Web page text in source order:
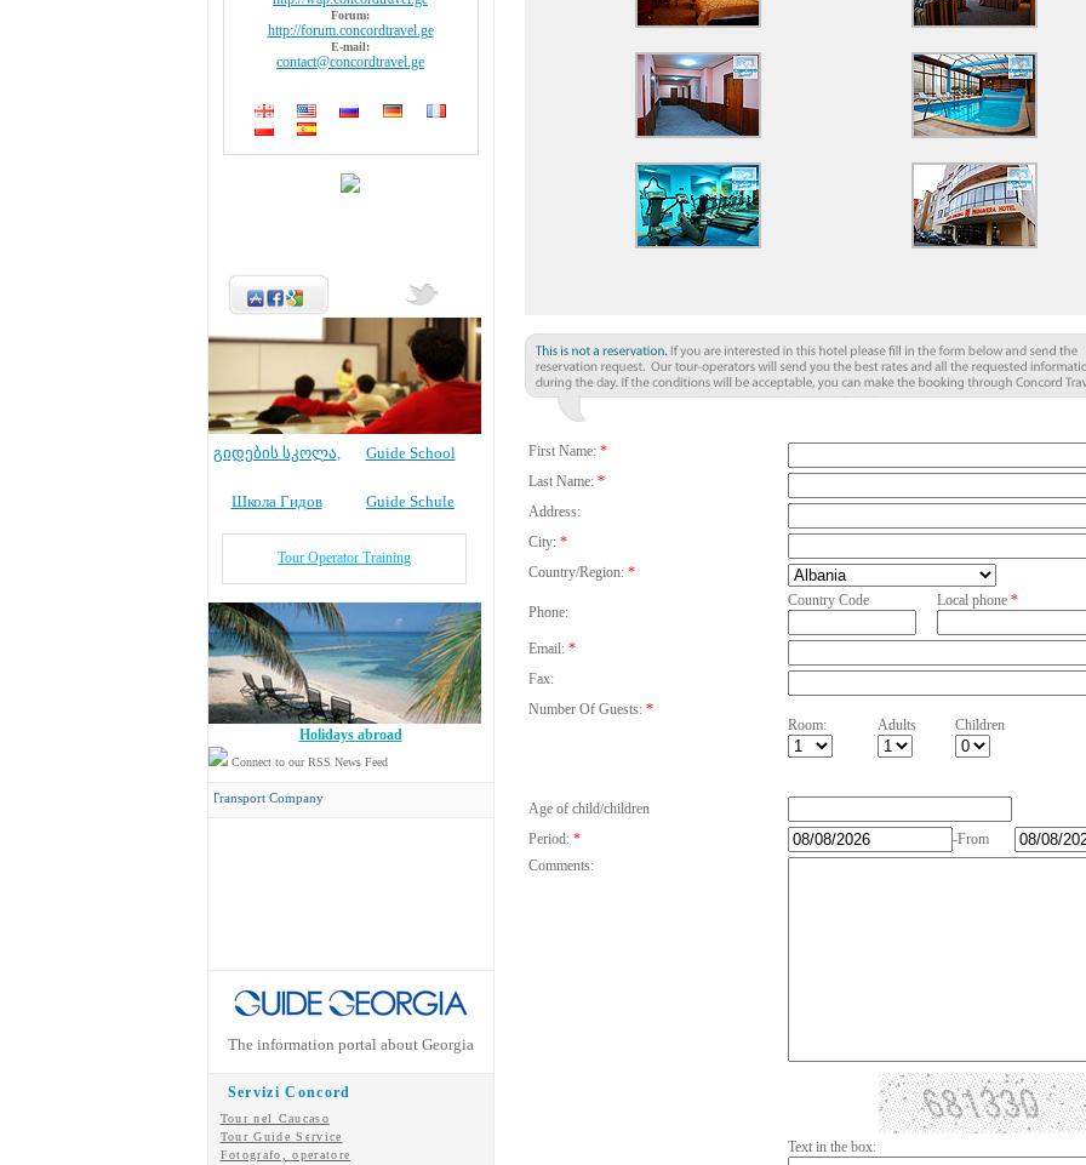
Forum:
http://forum.concordtravel.ge
E-mail:
contact@concordtravel.ge
გიდების სკოლა, Guide School
Школа Гидов Guide Schule
Tour Operator Training
Holidays abroad
Connect to our RSS News Feed
has its own Transport Company
The information portal about Georgia
Servizi Concord
Tour nel Caucaso
Tour Guide Service
Fotografo, operatore
First Name: *
Last Name: *
Address:
City: *
Country/Region: *
Phone:
Country Code Local phone *
Email: *
Fax:
Number Of Guests: *
Room:
Adults Children
Age of child/children
Period: *
-From
Comments:
Text in the box: